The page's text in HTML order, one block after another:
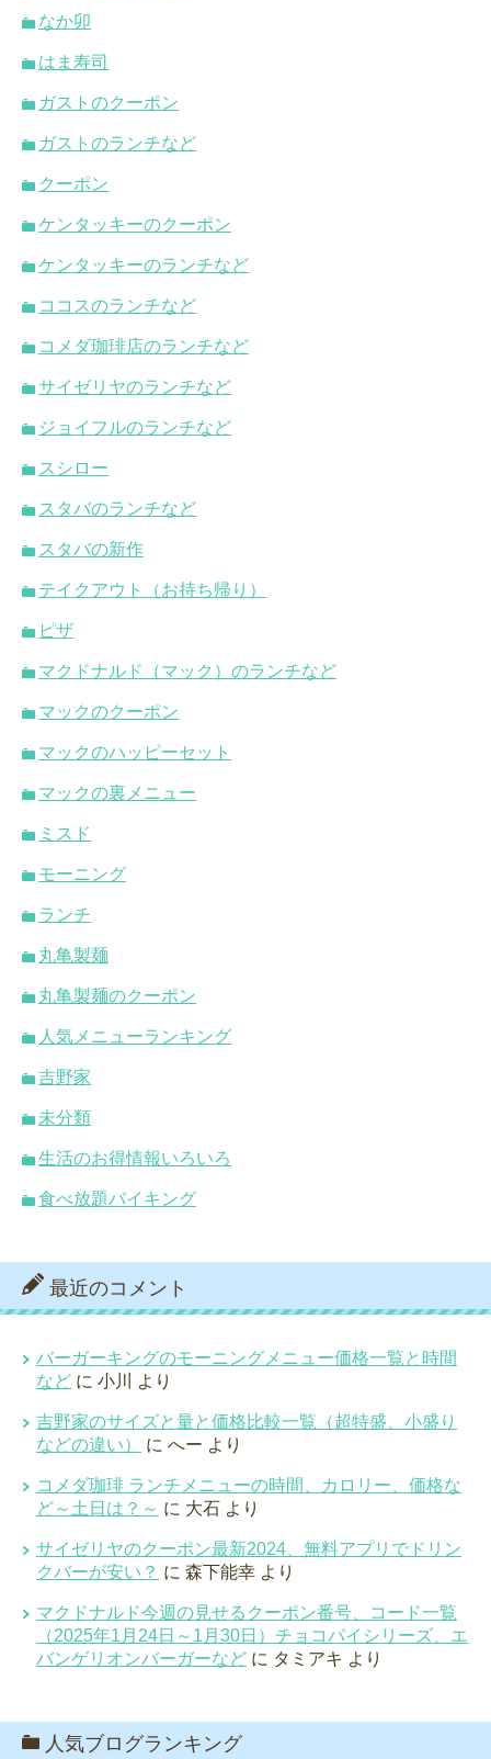
なか卯
はま寿司
ガストのクーポン
ガストのランチなど
クーポン
ケンタッキーのクーポン
ケンタッキーのランチなど
ココスのランチなど
コメダ珈琲店のランチなど
サイゼリヤのランチなど
ジョイフルのランチなど
スシロー
スタバのランチなど
スタバの新作
テイクアウト（お持ち帰り）
ピザ
マクドナルド（マック）のランチなど
マックのクーポン
マックのハッピーセット
マックの裏メニュー
ミスド
モーニング
ランチ
丸亀製麺
丸亀製麺のクーポン
人気メニューランキング
吉野家
未分類
生活のお得情報いろいろ
食べ放題バイキング
最近のコメント
バーガーキングのモーニングメニュー価格一覧と時間
など に 小川 より
吉野家のサイズと量と価格比較一覧（超特盛、小盛り
などの違い）
に へー より
コメダ珈琲 ランチメニューの時間、カロリー、価格な
ど～土日は？～ に 大石 より
サイゼリヤのクーポン最新2024、無料アプリでドリン
クバーが安い？ に 森下能幸 より
マクドナルド今週の見せるクーポン番号、コード一覧
（2025年1月24日～1月30日）チョコパイシリーズ、エ
バンゲリオンバーガーなど に タミアキ より
人気ブログランキング